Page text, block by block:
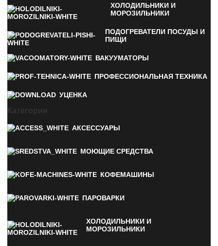
ХОЛОДИЛЬНИКИ И
МОРОЗИЛЬНИКИ
ПОДОГРЕВАТЕЛИ ПОСУДЫ И
ПИЩИ
ВАКУУМАТОРЫ
ПРОФЕССИОНАЛЬНАЯ ТЕХНИКА
УЦЕНКА
Категории
АКСЕССУАРЫ
МОЮЩИЕ СРЕДСТВА
КОФЕМАШИНЫ
ПАРОВАРКИ
ХОЛОДИЛЬНИКИ И
МОРОЗИЛЬНИКИ